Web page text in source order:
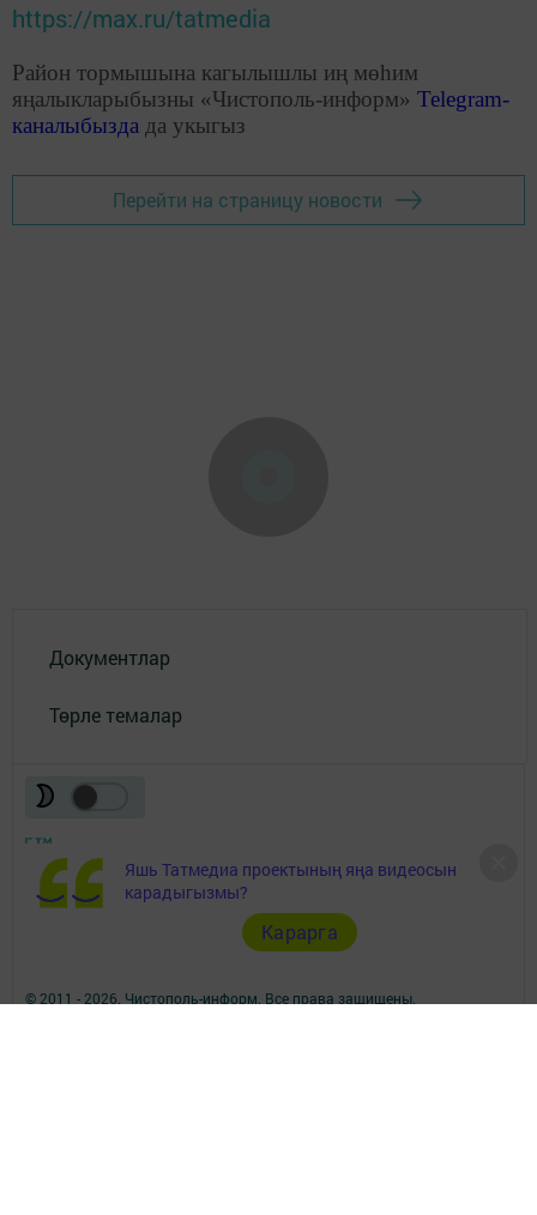
https://max.ru/tatmedia
Район тормышына кагылышлы иң мөһим
яңалыкларыбызны «Чистополь-информ» Telegram-
каналыбызда да укыгыз
Перейти на страницу новости
Документлар
Төрле темалар
Яшь Татмедиа проектының яңа видеосын
карадыгызмы?
Карарга
© 2011 - 2026. Чистополь-информ. Все права защищены.
Телефон АО «ТАТМЕДИА»:(843) 222 09 84